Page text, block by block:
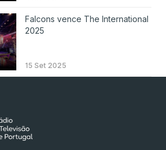
Falcons vence The International
2025
15 Set 2025